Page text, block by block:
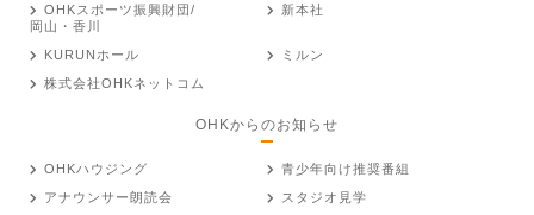
OHKスポーツ振興財団/
岡山・香川
新本社
KURUNホール
ミルン
株式会社OHKネットコム
OHKからのお知らせ
OHKハウジング
青少年向け推奨番組
アナウンサー朗読会
スタジオ見学